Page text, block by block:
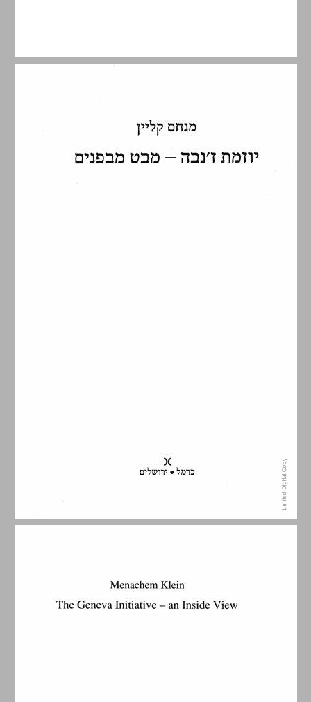
תוכן העניינים ... 5